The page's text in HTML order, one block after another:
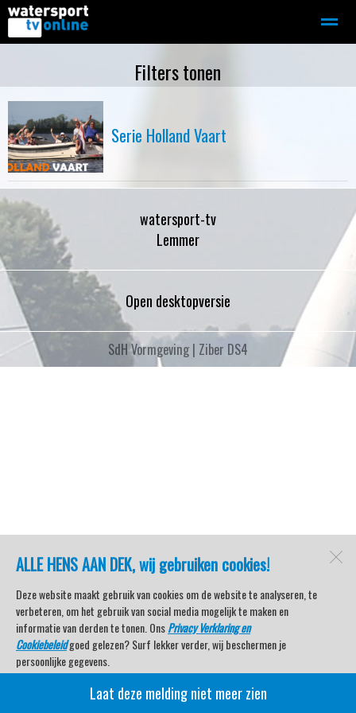
Motorboot-sloep Adverteren
Home Contact Bellen
ALLE HENS AAN DEK, wij gebruiken cookies!
Deze website maakt gebruik van cookies om de website te analyseren, te
verbeteren, om het gebruik van social media mogelijk te maken en
informatie van derden te tonen. OnsPrivacy Verklaring en
Cookiebeleidgoed gelezen? Surf lekker verder, wij beschermen je
persoonlijke gegevens.
Veel kijkplezier met Watersport TV Beleving & Nieuws!
Laat deze melding niet meer zien
Filters tonen
Serie Holland Vaart
watersport-tv
Lemmer
Open desktopversie
SdH Vormgeving | Ziber DS4